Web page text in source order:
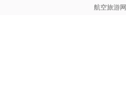
航空旅游